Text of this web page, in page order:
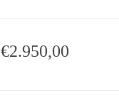
€2.950,00